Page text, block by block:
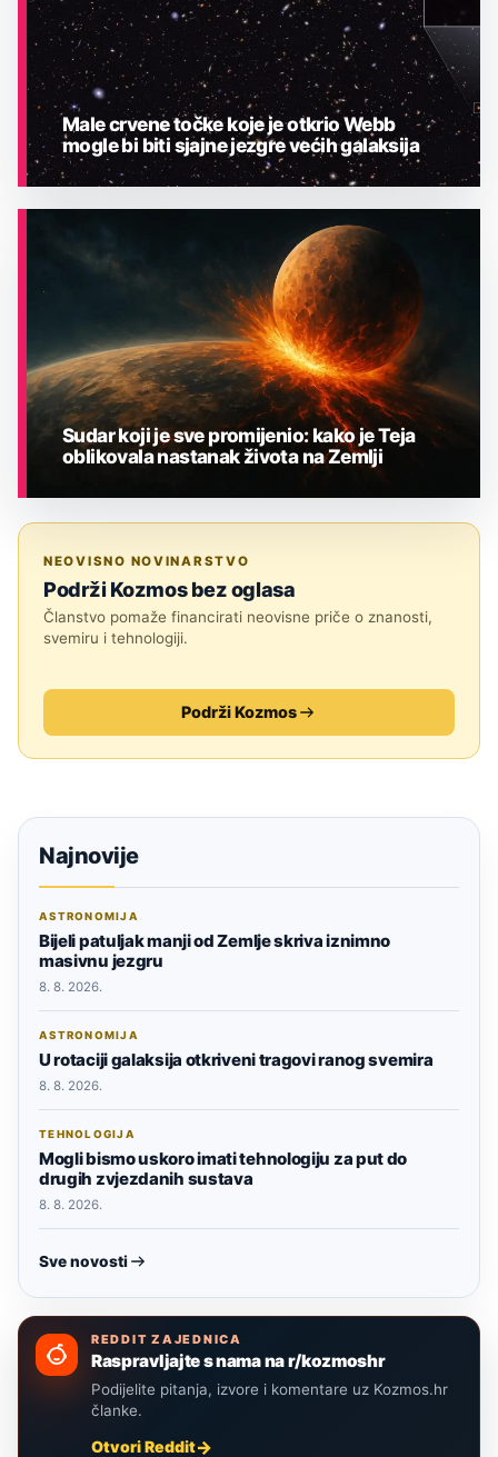
Male crvene točke koje je otkrio Webb
mogle bi biti sjajne jezgre većih galaksija
Sudar koji je sve promijenio: kako je Teja
oblikovala nastanak života na Zemlji
NEOVISNO NOVINARSTVO
Podrži Kozmos bez oglasa
Članstvo pomaže financirati neovisne priče o znanosti,
svemiru i tehnologiji.
Podrži Kozmos
Najnovije
ASTRONOMIJA
Bijeli patuljak manji od Zemlje skriva iznimno
masivnu jezgru
8. 8. 2026.
ASTRONOMIJA
U rotaciji galaksija otkriveni tragovi ranog svemira
8. 8. 2026.
TEHNOLOGIJA
Mogli bismo uskoro imati tehnologiju za put do
drugih zvjezdanih sustava
8. 8. 2026.
Sve novosti
REDDIT ZAJEDNICA
Raspravljajte s nama na r/kozmoshr
Podijelite pitanja, izvore i komentare uz Kozmos.hr
članke.
Otvori Reddit